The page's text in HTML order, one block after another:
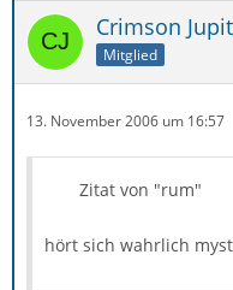
Crimson
Mitglied
13. November 2006 um 16:57
Zitat von "rum"
hört sich wahrlich